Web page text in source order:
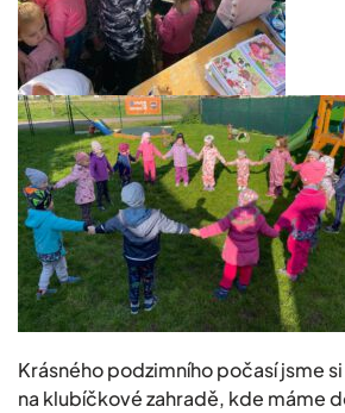
Krásného podzimního počasí jsme si
na klubíčkové zahradě, kde máme